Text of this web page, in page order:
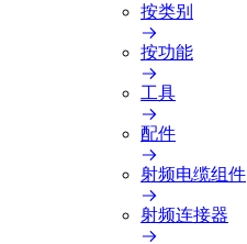
按类别
按功能
工具
配件
射频电缆组件
射频连接器